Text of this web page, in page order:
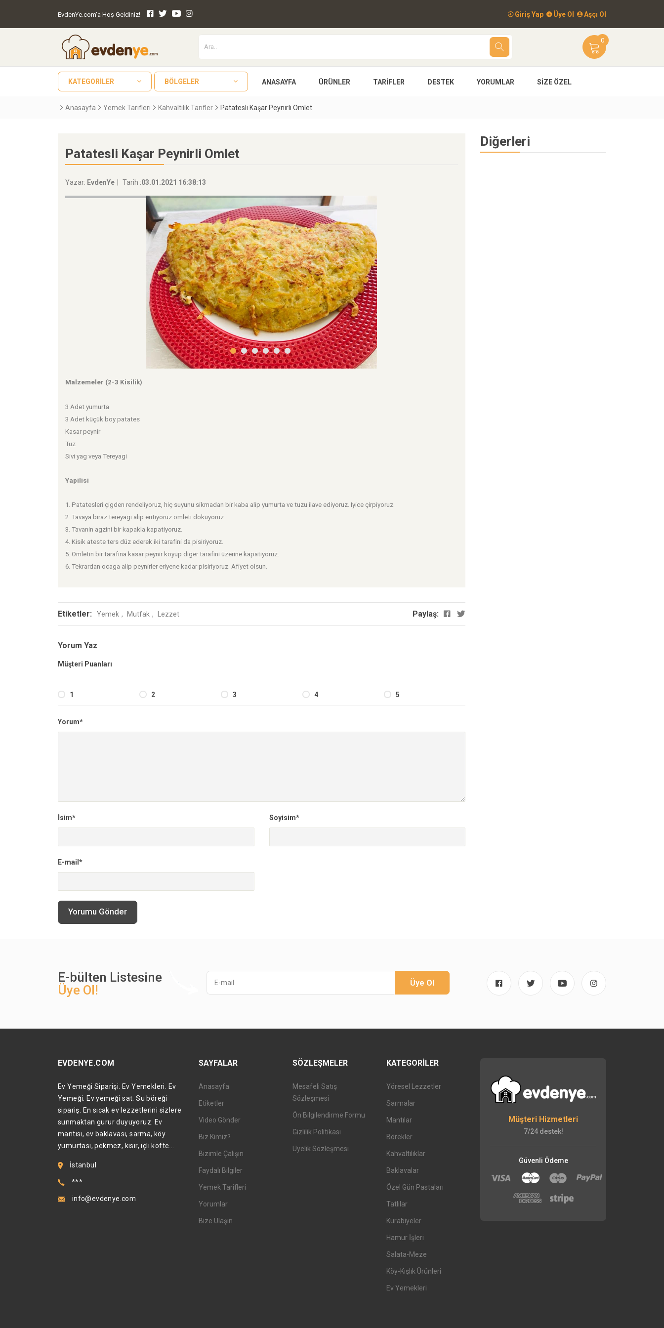
EvdenYe.com'a Hoş Geldiniz! Giriş Yap Üye Ol Aşçı Ol
0
KATEGORILER BÖLGELER ANASAYFA ÜRÜNLER TARIFLER DESTEK YORUMLAR SIZE ÖZEL
Anasayfa Yemek Tarifleri Kahvaltılık Tarifler Patatesli Kaşar Peynirli Omlet
Patatesli Kaşar Peynirli Omlet
Yazar: EvdenYe Tarih :03.01.2021 16:38:13
Malzemeler (2-3 Kisilik)
3 Adet yumurta
3 Adet küçük boy patates
Kasar peynir
Tuz
Sivi yag veya Tereyagi
Yapilisi
1. Patatesleri çigden rendeliyoruz, hiç suyunu sikmadan bir kaba alip yumurta ve tuzu ilave ediyoruz. Iyice çirpiyoruz.
2. Tavaya biraz tereyagi alip eritiyoruz omleti döküyoruz.
3. Tavanin agzini bir kapakla kapatiyoruz.
4. Kisik ateste ters düz ederek iki tarafini da pisiriyoruz.
5. Omletin bir tarafina kasar peynir koyup diger tarafini üzerine kapatiyoruz.
6. Tekrardan ocaga alip peynirler eriyene kadar pisiriyoruz. Afiyet olsun.
Etiketler: Yemek Mutfak Lezzet Paylaş:
Yorum Yaz
Müşteri Puanları
1 2 3 4 5
Yorum*
İsim* Soyisim*
E-mail*
Yorumu Gönder
Diğerleri
E-bülten Listesine
Üye Ol!
Üye Ol
EVDENYE.COM
Ev Yemeği Siparişi. Ev Yemekleri. Ev
Yemeği. Ev yemeği sat. Su böreği
sipariş. En sıcak ev lezzetlerini sizlere
sunmaktan gurur duyuyoruz. Ev
mantısı, ev baklavası, sarma, köy
yumurtası, pekmez, kısır, içli köfte...
İstanbul
***
info@evdenye.com
SAYFALAR
Anasayfa
Etiketler
Video Gönder
Biz Kimiz?
Bizimle Çalışın
Faydalı Bilgiler
Yemek Tarifleri
Yorumlar
Bize Ulaşın
SÖZLEŞMELER
Mesafeli Satış
Sözleşmesi
Ön Bilgilendirme Formu
Gizlilik Politikası
Üyelik Sözleşmesi
KATEGORILER
Yöresel Lezzetler
Sarmalar
Mantılar
Börekler
Kahvaltılıklar
Baklavalar
Özel Gün Pastaları
Tatlılar
Kurabiyeler
Hamur İşleri
Salata-Meze
Köy-Kışlık Ürünleri
Ev Yemekleri
Müşteri Hizmetleri
7/24 destek!
Güvenli Ödeme